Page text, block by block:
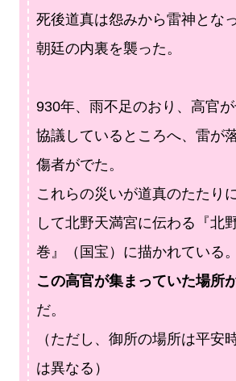
死後道真は怨みから雷神とな
朝廷の内裏を襲った。
930年、雨不足のおり、高官
協議しているところへ、雷が
傷者がでた。
これらの災いが道真のたたり
して北野天満宮に伝わる『北
巻』（国宝）に描かれている。
この高官が集まっていた場所
だ。
（ただし、御所の場所は平安
は異なる）